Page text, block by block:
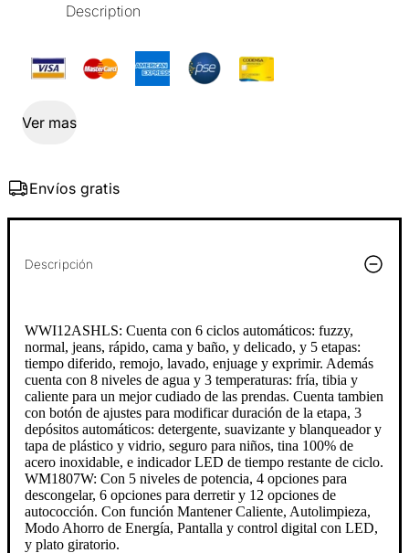
Description
Ver mas
Envíos gratis
Descripción
WWI12ASHLS: Cuenta con 6 ciclos automáticos: fuzzy,
normal, jeans, rápido, cama y baño, y delicado, y 5 etapas:
tiempo diferido, remojo, lavado, enjuage y exprimir. Además
cuenta con 8 niveles de agua y 3 temperaturas: fría, tibia y
caliente para un mejor cudiado de las prendas. Cuenta tambien
con botón de ajustes para modificar duración de la etapa, 3
depósitos automáticos: detergente, suavizante y blanqueador y
tapa de plástico y vidrio, seguro para niños, tina 100% de
acero inoxidable, e indicador LED de tiempo restante de ciclo.
WM1807W: Con 5 niveles de potencia, 4 opciones para
descongelar, 6 opciones para derretir y 12 opciones de
autococción. Con función Mantener Caliente, Autolimpieza,
Modo Ahorro de Energía, Pantalla y control digital con LED,
y plato giratorio.